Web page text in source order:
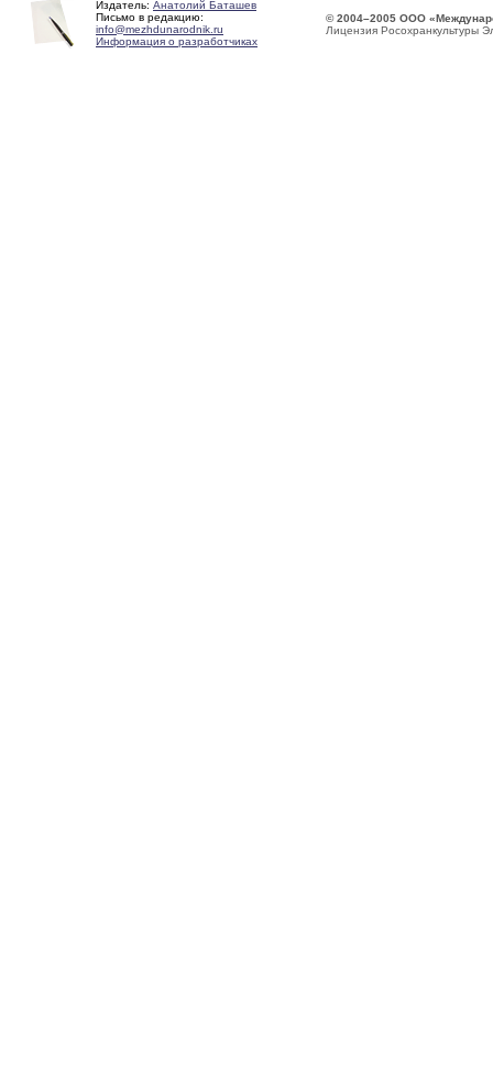
Издатель: Анатолий Баташев
Письмо в редакцию:
info@mezhdunarodnik.ru
Информация о разработчиках
© 2004–2005 ООО
Лицензия